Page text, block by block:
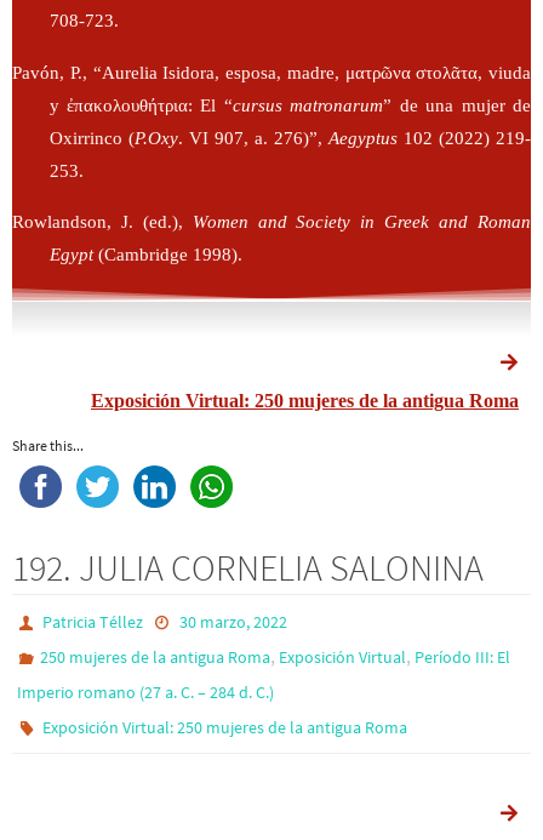
708-723.
Pavón, P., “Aurelia Isidora, esposa, madre, ματρῶνα στολᾶτα, viuda
y ἐπακολουθήτρια: El “cursus matronarum” de una mujer de
Oxirrinco (P.Oxy. VI 907, a. 276)”, Aegyptus102 (2022) 219-
253.
Rowlandson, J. (ed.), Women and Society in Greek and Roman
Egypt(Cambridge 1998).
Exposición Virtual: 250 mujeres de la antigua Roma
Share this...
192. JULIA CORNELIA SALONINA
Patricia Téllez
30 marzo, 2022
250 mujeres de la antigua Roma, Exposición Virtual, Período III: El
Imperio romano (27 a. C. – 284 d. C.)
Exposición Virtual: 250 mujeres de la antigua Roma